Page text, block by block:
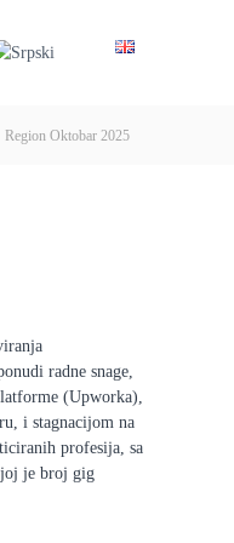
Region Oktobar 2025
radne snage,
(Upworka),
i stagnacijom na
profesija, sa
je broj gig